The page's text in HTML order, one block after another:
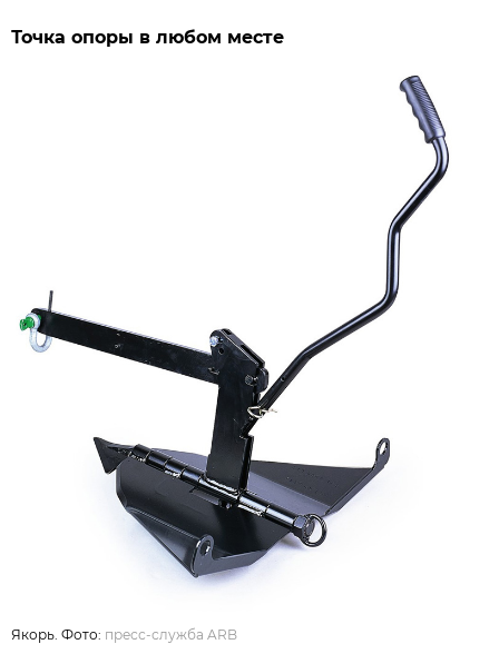
Точка опоры в любом месте
Якорь. Фото: пресс-служба ARB